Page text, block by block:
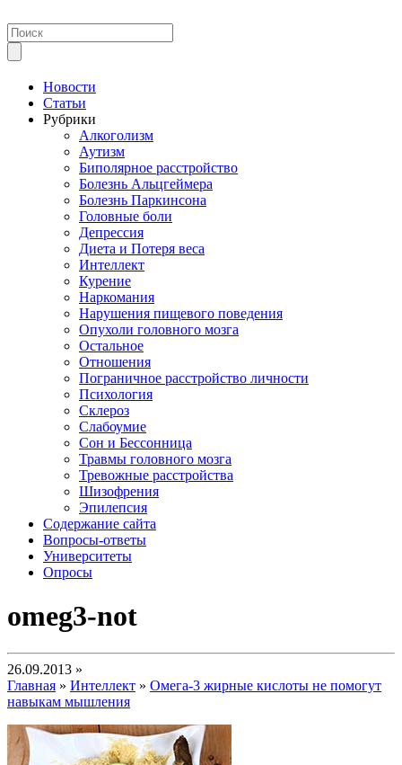
Новости
Статьи
Рубрики
Алкоголизм
Аутизм
Биполярное расстройство
Болезнь Альцгеймера
Болезнь Паркинсона
Головные боли
Депрессия
Диета и Потеря веса
Интеллект
Курение
Наркомания
Нарушения пищевого поведения
Опухоли головного мозга
Остальное
Отношения
Пограничное расстройство личности
Психология
Склероз
Слабоумие
Сон и Бессонница
Травмы головного мозга
Тревожные расстройства
Шизофрения
Эпилепсия
Содержание сайта
Вопросы-ответы
Университеты
Опросы
omeg3-not
26.09.2013 »
Главная » Интеллект » Омега-3 жирные кислоты не помогут
навыкам мышления